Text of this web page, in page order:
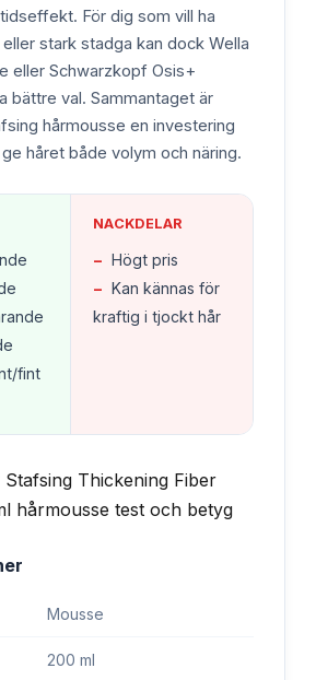
För dig som vill ha
stark stadga kan dock Wella
eller Schwarzkopf Osis+
bättre val. Sammantaget är
hårmousse en investering
håret både volym och näring.
fint
NACKDELAR
− Högt pris
− Kan kännas för
kraftig i tjockt hår
Mousse
200 ml